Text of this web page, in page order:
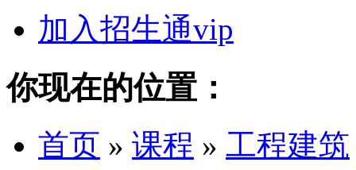
加入招生通vip
你现在的位置：
首页 » 课程 » 工程建筑